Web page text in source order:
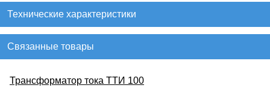
Технические характеристики
Связанные товары
Трансформатор тока ТТИ 100